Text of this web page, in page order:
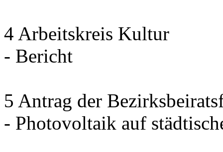
4 Arbeitskreis Kultur
- Bericht
5 Antrag der
- Photovoltaik auf